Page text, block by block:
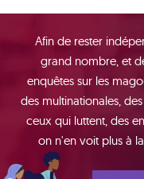
Afin de rester
grand nombre, et
enquêtes sur les
des multinationales,
ceux qui luttent, des
on n'en voit plus à